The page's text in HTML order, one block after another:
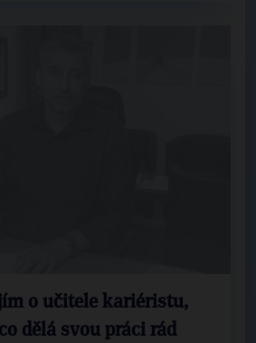
o učitele kariéristu,
dělá svou práci rád